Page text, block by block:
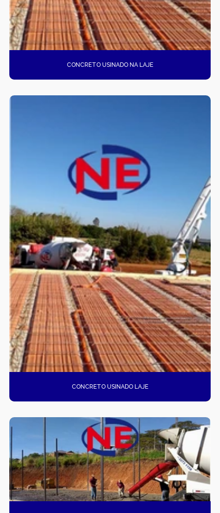
CONCRETO USINADO NA LAJE
CONCRETO USINADO LAJE